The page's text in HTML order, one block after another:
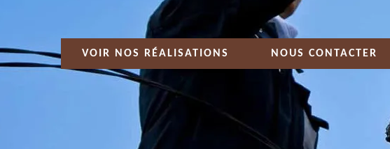
VOIR NOS RÉALISATIONS NOUS CONTACTER